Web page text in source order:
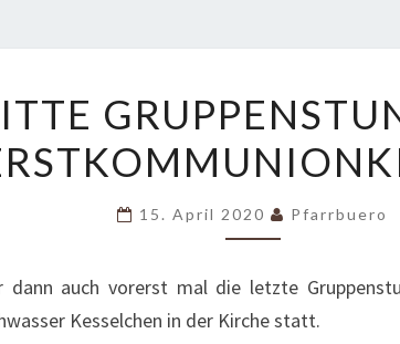
DER
15. April 2020 Pfarrbuero
dann auch vorerst mal die letzte
Kesselchen in der Kirche statt.